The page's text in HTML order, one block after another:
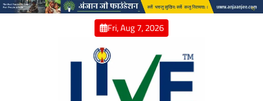
Skip
Fri, Aug 7, 2026